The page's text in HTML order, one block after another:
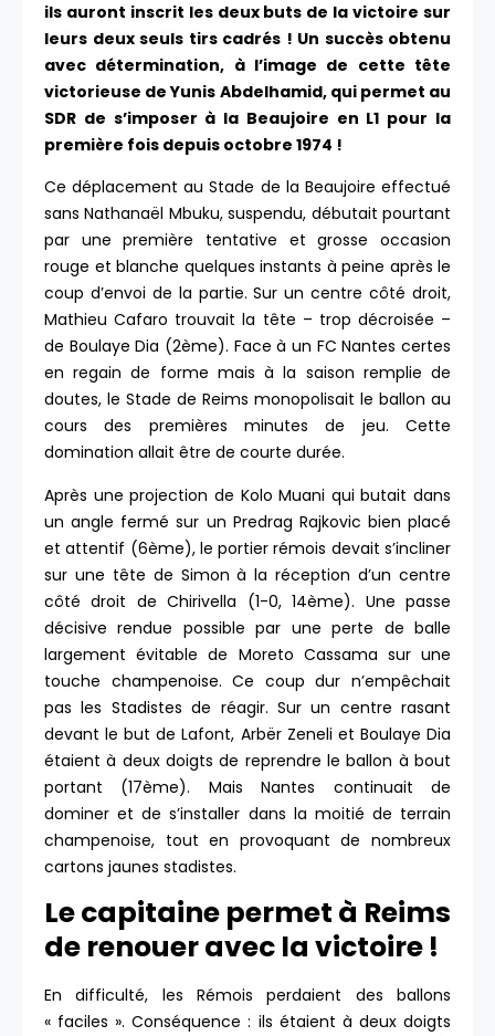
ils auront inscrit les deux buts de la victoire sur
leurs deux seuls tirs cadrés ! Un succès obtenu
avec détermination, à l’image de cette tête
victorieuse de Yunis Abdelhamid, qui permet au
SDR de s’imposer à la Beaujoire en L1 pour la
première fois depuis octobre 1974 !
Ce déplacement au Stade de la Beaujoire effectué
sans Nathanaël Mbuku, suspendu, débutait pourtant
par une première tentative et grosse occasion
rouge et blanche quelques instants à peine après le
coup d’envoi de la partie. Sur un centre côté droit,
Mathieu Cafaro trouvait la tête – trop décroisée –
de Boulaye Dia (2ème). Face à un FC Nantes certes
en regain de forme mais à la saison remplie de
doutes, le Stade de Reims monopolisait le ballon au
cours des premières minutes de jeu. Cette
domination allait être de courte durée.
Après une projection de Kolo Muani qui butait dans
un angle fermé sur un Predrag Rajkovic bien placé
et attentif (6ème), le portier rémois devait s’incliner
sur une tête de Simon à la réception d’un centre
côté droit de Chirivella (1-0, 14ème). Une passe
décisive rendue possible par une perte de balle
largement évitable de Moreto Cassama sur une
touche champenoise. Ce coup dur n’empêchait
pas les Stadistes de réagir. Sur un centre rasant
devant le but de Lafont, Arbër Zeneli et Boulaye Dia
étaient à deux doigts de reprendre le ballon à bout
portant (17ème). Mais Nantes continuait de
dominer et de s’installer dans la moitié de terrain
champenoise, tout en provoquant de nombreux
cartons jaunes stadistes.
Le capitaine permet à Reims
de renouer avec la victoire !
En difficulté, les Rémois perdaient des ballons
« faciles ». Conséquence : ils étaient à deux doigts